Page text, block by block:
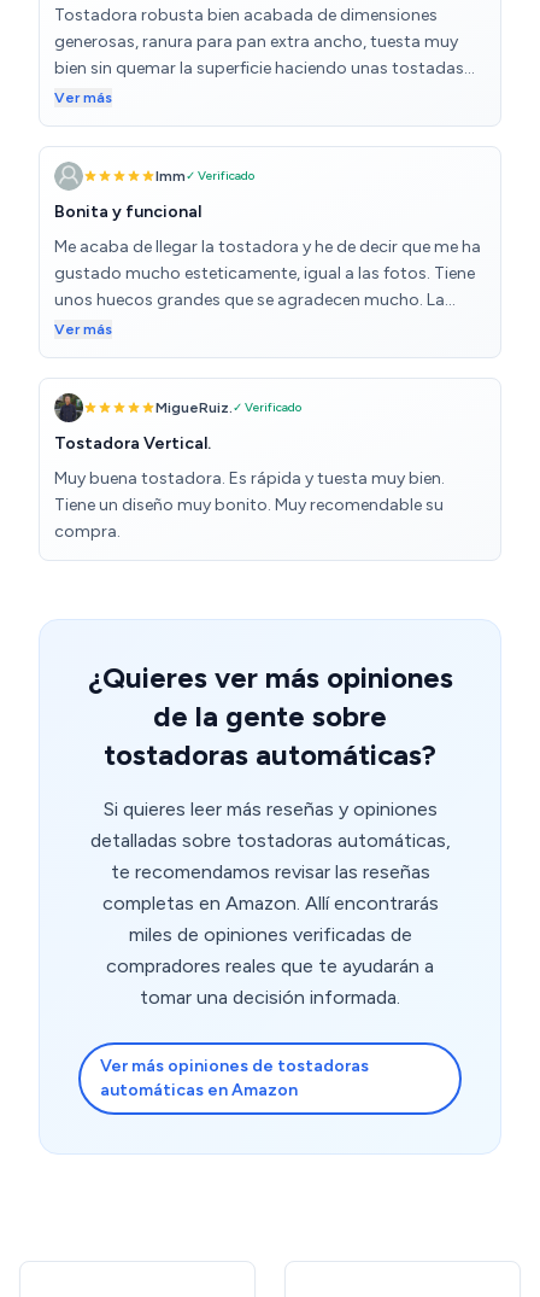
Tostadora robusta bien acabada de dimensiones
generosas, ranura para pan extra ancho, tuesta muy
bien sin quemar la superficie haciendo unas tostadas
esponjosas y crujientes, la mejor que he tenido,como
punto negativo señalo el selector de nivel del tostado,
tiene mucha holgura, da la sensación que se podría caer
en cualquier momento.
Ver más
Imm✓ Verificado
Bonita y funcional
Me acaba de llegar la tostadora y he de decir que me ha
gustado mucho esteticamente, igual a las fotos. Tiene
unos huecos grandes que se agradecen mucho. La
única cosa es que huele un poco a plastico los primeros
usos pero despues se va. La recominendo si quieres
algo bonito y bien de precio.
Ver más
MigueRuiz. ✓ Verificado
Tostadora Vertical.
Muy buena tostadora. Es rápida y tuesta muy bien.
Tiene un diseño muy bonito. Muy recomendable su
compra.
¿Quieres ver más opiniones
de la gente sobre
tostadoras automáticas?
Si quieres leer más reseñas y opiniones
detalladas sobre tostadoras automáticas,
te recomendamos revisar las reseñas
completas en Amazon. Allí encontrarás
miles de opiniones verificadas de
compradores reales que te ayudarán a
tomar una decisión informada.
Ver más opiniones de tostadoras
automáticas en Amazon